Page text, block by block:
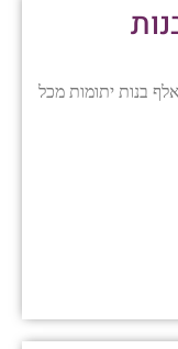
בנות יתומות מכל